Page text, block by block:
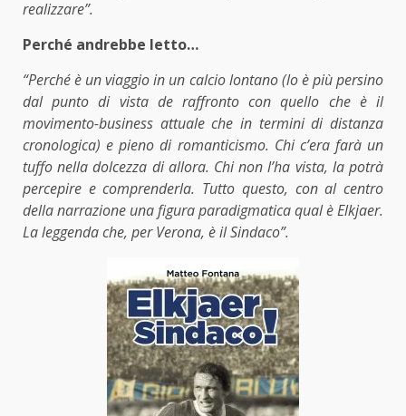
realizzare”.
Perché andrebbe letto…
“Perché è un viaggio in un calcio lontano (lo è più persino
dal punto di vista de raffronto con quello che è il
movimento-business attuale che in termini di distanza
cronologica) e pieno di romanticismo. Chi c’era farà un
tuffo nella dolcezza di allora. Chi non l’ha vista, la potrà
percepire e comprenderla. Tutto questo, con al centro
della narrazione una figura paradigmatica qual è Elkjaer.
La leggenda che, per Verona, è il Sindaco”.